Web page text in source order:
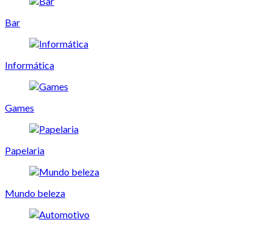
Bar
Informática
Games
Papelaria
Mundo beleza